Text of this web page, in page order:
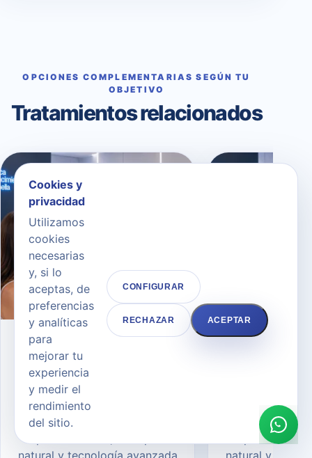
OPCIONES COMPLEMENTARIAS SEGÚN TU
OBJETIVO
Tratamientos relacionados
CIRUGÍA ESTÉTICA FACIAL
Bichectomía / Bolas
de Bichat
Bolas de Bichat en Marbella
con valoración médica
Lifting de
con
Cookies y
privacidad
Utilizamos
cookies
necesarias
y, si lo
aceptas, de
preferencias
y analíticas
para
mejorar tu
experiencia
y medir el
rendimiento
del sitio.
CONFIGURAR
RECHAZAR ACEPTAR